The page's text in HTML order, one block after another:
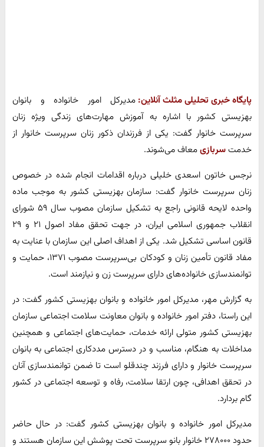
پایگاه خبری تحلیلی مثلث آنلاین: مدیرکل امور خانواده و بانوان
بهزیستی کشور با اشاره به آموزش مهارت‌های زندگی ویژه زنان
سرپرست خانوار گفت: یکی از فرزندان ذکور زنان سرپرست خانوار از
خدمتسربازیمعاف می‌شوند.
نرجس خاتون اسعدی خلیلی درباره اقدامات انجام شده در خصوص
زنان سرپرست خانوار گفت: سازمان بهزیستی کشور به موجب ماده
واحده لایحه قانونی راجع به تشکیل سازمان مصوب سال ۵۹ شورای
انقلاب جمهوری اسلامی ایران، در جهت تحقق مفاد اصول ۲۱ و ۲۹
قانون اساسی تشکیل شد. یکی از اهداف اصلی این سازمان با عنایت به
مفاد قانون تأمین زنان و کودکان بی‌سرپرست مصوب ۱۳۷۱، حمایت و
توانمندسازی خانواده‌های دارای سرپرست زن و نیازمند است.
به گزارش مهر، مدیرکل امور خانواده و بانوان بهزیستی کشور گفت: در
این راستا، دفتر امور خانواده و بانوان معاونت سلامت اجتماعی سازمان
بهزیستی کشور متولی ارائه خدمات، حمایت‌های اجتماعی و همچنین
مداخلات به هنگام، مناسب و در دسترس مددکاری اجتماعی به بانوان
سرپرست خانوار و دارای فرزند چندقلو است تا ضمن توانمندسازی آنان
در تحقق اهدافی، چون ارتقا سلامت، رفاه و توسعه اجتماعی در کشور
گام بردارد.
مدیرکل امور خانواده و بانوان بهزیستی کشور گفت: در حال حاضر
حدود ۲۷۸۰۰۰ خانوار بانو سرپرست تحت پوشش این سازمان هستند و